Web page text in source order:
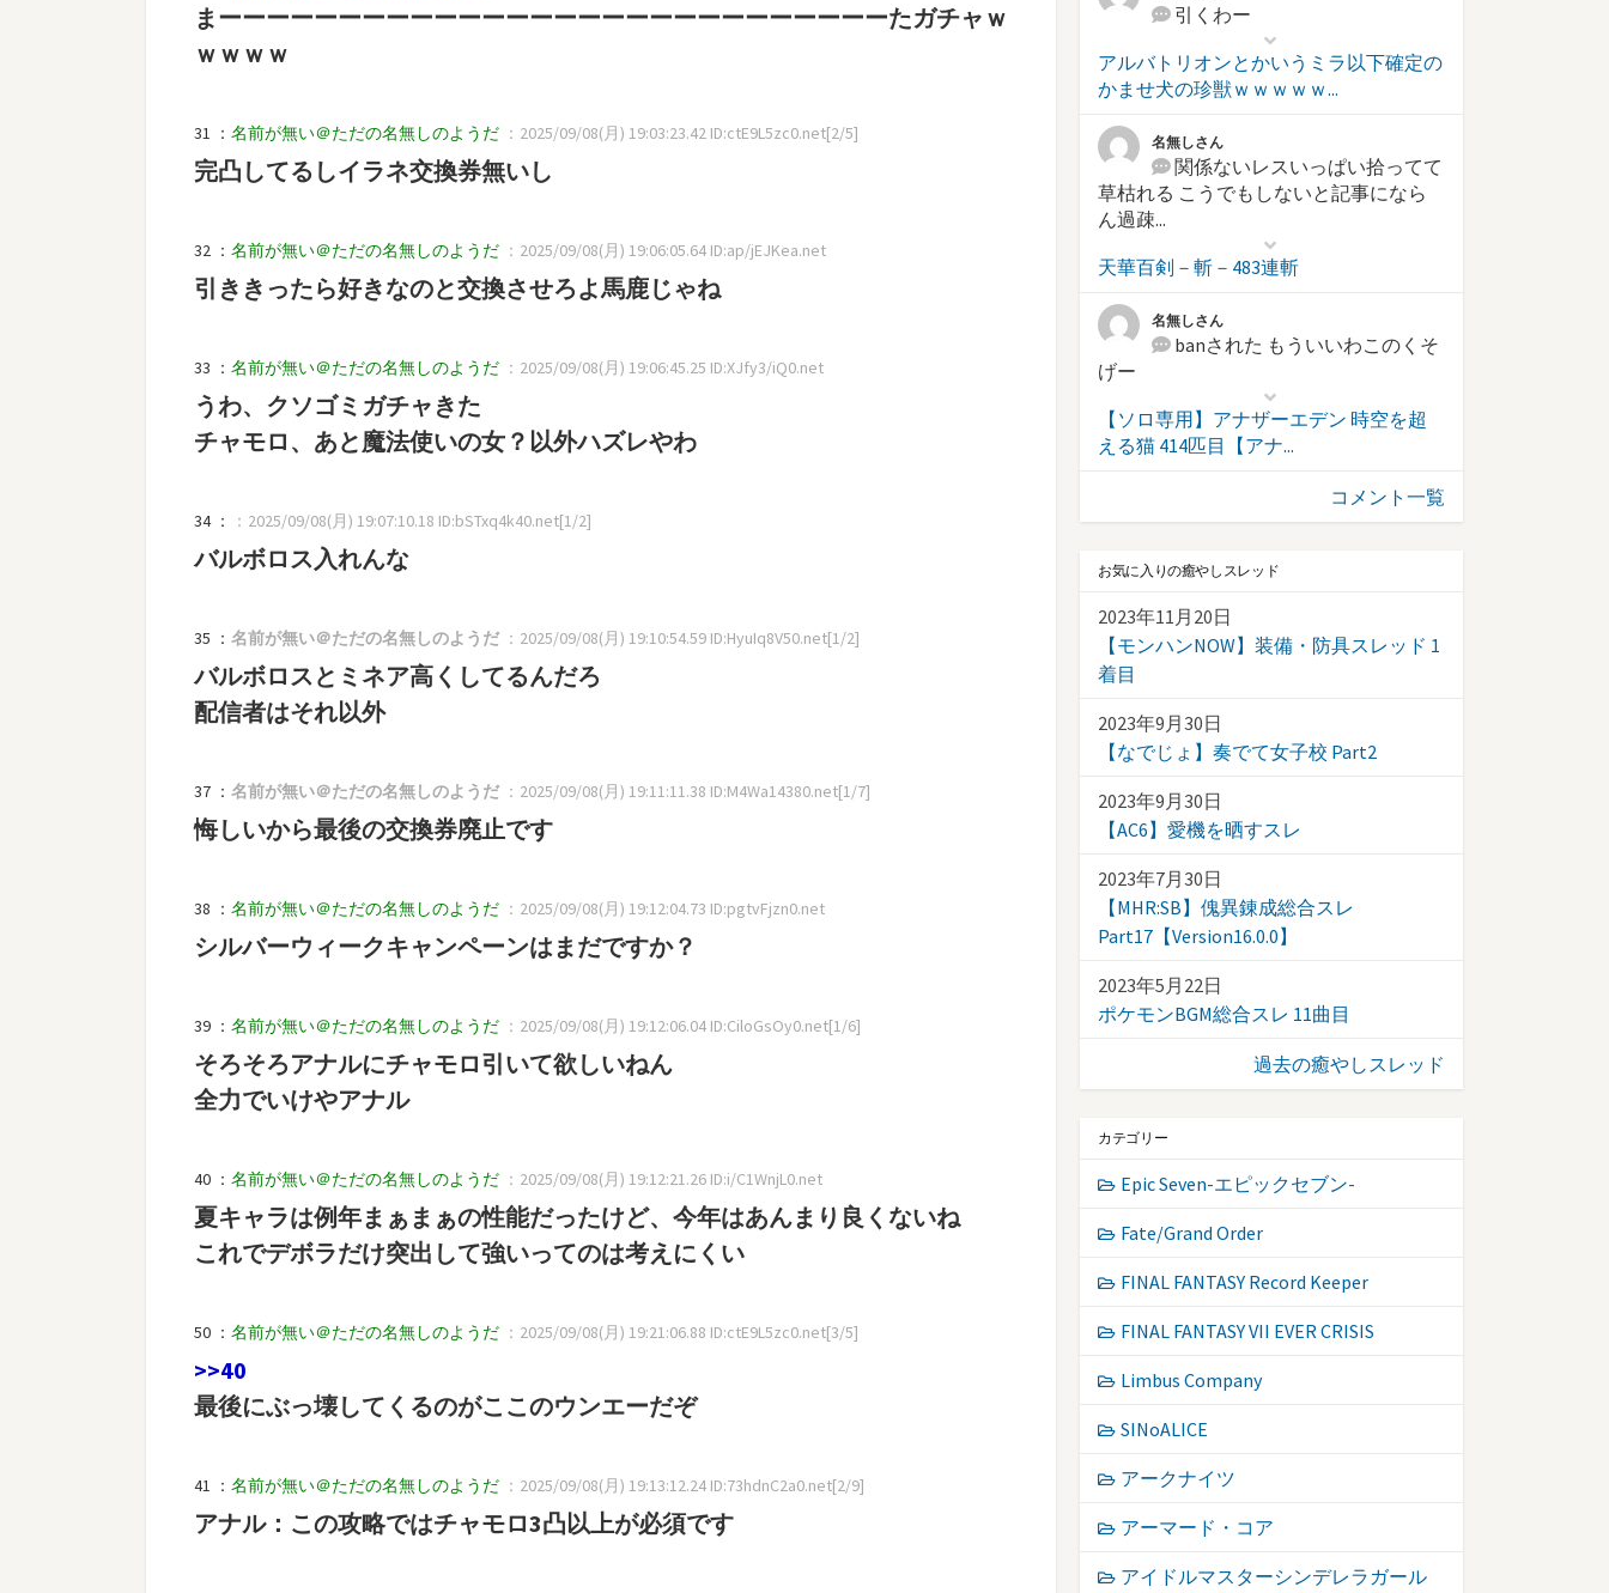
まーーーーーーーーーーーーーーーーーーーーーーーーーーーーたガチャｗ
ｗｗｗｗ
31 ： 名前が無い＠ただの名無しのようだ ：2025/09/08(月) 19:03:23.42 ID:ctE9L5zc0.net[2/5]
完凸してるしイラネ交換券無いし
32 ： 名前が無い＠ただの名無しのようだ ：2025/09/08(月) 19:06:05.64 ID:ap/jEJKea.net
引ききったら好きなのと交換させろよ馬鹿じゃね
33 ： 名前が無い＠ただの名無しのようだ ：2025/09/08(月) 19:06:45.25 ID:XJfy3/iQ0.net
うわ、クソゴミガチャきた
チャモロ、あと魔法使いの女？以外ハズレやわ
34 ： ：2025/09/08(月) 19:07:10.18 ID:bSTxq4k40.net[1/2]
バルボロス入れんな
35 ： 名前が無い＠ただの名無しのようだ ：2025/09/08(月) 19:10:54.59 ID:HyuIq8V50.net[1/2]
バルボロスとミネア高くしてるんだろ
配信者はそれ以外
37 ： 名前が無い＠ただの名無しのようだ ：2025/09/08(月) 19:11:11.38 ID:M4Wa14380.net[1/7]
悔しいから最後の交換券廃止です
38 ： 名前が無い＠ただの名無しのようだ ：2025/09/08(月) 19:12:04.73 ID:pgtvFjzn0.net
シルバーウィークキャンペーンはまだですか？
39 ： 名前が無い＠ただの名無しのようだ ：2025/09/08(月) 19:12:06.04 ID:CiloGsOy0.net[1/6]
そろそろアナルにチャモロ引いて欲しいねん
全力でいけやアナル
40 ： 名前が無い＠ただの名無しのようだ ：2025/09/08(月) 19:12:21.26 ID:i/C1WnjL0.net
夏キャラは例年まぁまぁの性能だったけど、今年はあんまり良くないね
これでデボラだけ突出して強いってのは考えにくい
50 ： 名前が無い＠ただの名無しのようだ ：2025/09/08(月) 19:21:06.88 ID:ctE9L5zc0.net[3/5]
>>40
最後にぶっ壊してくるのがここのウンエーだぞ
41 ： 名前が無い＠ただの名無しのようだ ：2025/09/08(月) 19:13:12.24 ID:73hdnC2a0.net[2/9]
アナル：この攻略ではチャモロ3凸以上が必須です
引くわー
アルバトリオンとかいうミラ以下確定の
かませ犬の珍獣ｗｗｗｗｗ...
名無しさん
関係ないレスいっぱい拾ってて
草枯れる こうでもしないと記事になら
ん過疎...
天華百剣－斬－483連斬
名無しさん
banされた もういいわこのくそ
げー
【ソロ専用】アナザーエデン 時空を超
える猫 414匹目【アナ...
コメント一覧
お気に入りの癒やしスレッド
2023年11月20日
【モンハンNOW】装備・防具スレッド 1
着目
2023年9月30日
【なでじょ】奏でて女子校 Part2
2023年9月30日
【AC6】愛機を晒すスレ
2023年7月30日
【MHR:SB】傀異錬成総合スレ
Part17【Version16.0.0】
2023年5月22日
ポケモンBGM総合スレ 11曲目
過去の癒やしスレッド
カテゴリー
Epic Seven-エピックセブン-
Fate/Grand Order
FINAL FANTASY Record Keeper
FINAL FANTASY VII EVER CRISIS
Limbus Company
SINoALICE
アークナイツ
アーマード・コア
アイドルマスターシンデレラガール